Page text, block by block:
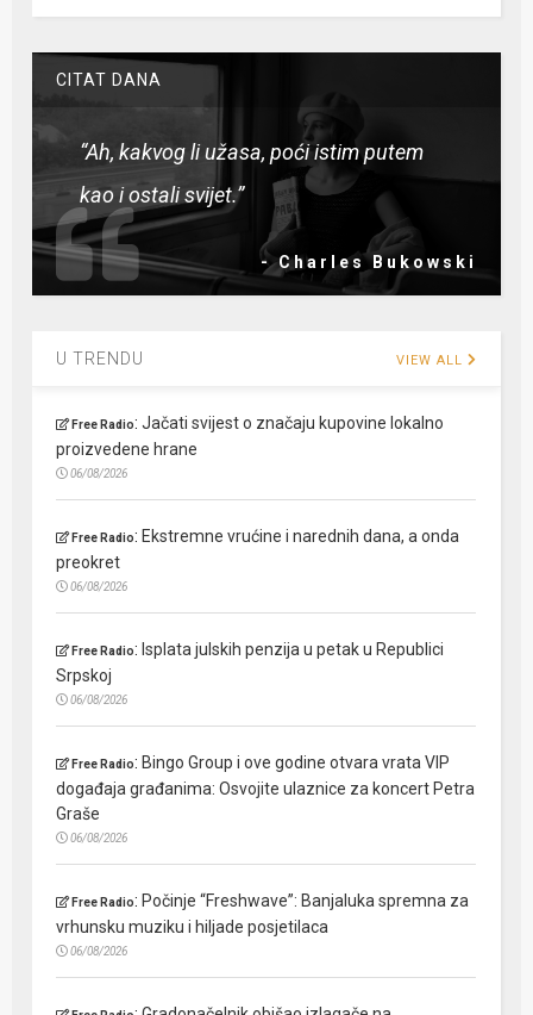
CITAT DANA
“Ah, kakvog li užasa, poći istim putem
kao i ostali svijet.”
- Charles Bukowski
U TRENDU VIEW ALL
Free Radio:Jačati svijest o značaju kupovine lokalno
proizvedene hrane
06/08/2026
Free Radio: Ekstremne vrućine i narednih dana, a onda
preokret
06/08/2026
Free Radio: Isplata julskih penzija u petak u Republici
Srpskoj
06/08/2026
Free Radio: Bingo Group i ove godine otvara vrata VIP
događaja građanima: Osvojite ulaznice za koncert Petra
Graše
06/08/2026
Free Radio: Počinje “Freshwave”: Banjaluka spremna za
vrhunsku muziku i hiljade posjetilaca
06/08/2026